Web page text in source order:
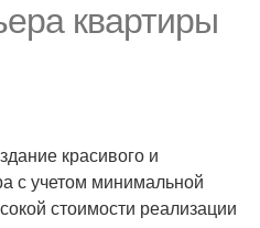
квартиры
красивого и
с учетом минимальной
стоимости реализации